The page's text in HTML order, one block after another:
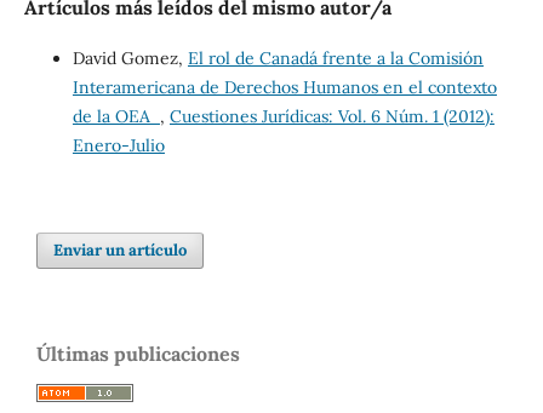
Artículos más leídos del mismo autor/a
David Gomez, El rol de Canadá frente a la Comisión
Interamericana de Derechos Humanos en el contexto
de la OEA , Cuestiones Jurídicas: Vol. 6 Núm. 1 (2012):
Enero-Julio
Enviar un artículo
Últimas publicaciones